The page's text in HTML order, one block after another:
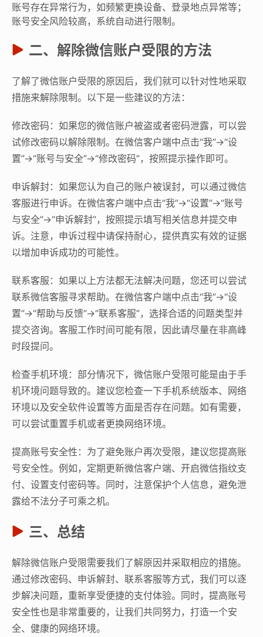
账号存在异常行为，如频繁更换设备、登录地点异常等；
账号安全风险较高，系统自动进行限制。
二、解除微信账户受限的方法
了解了微信账户受限的原因后，我们就可以针对性地采取
措施来解除限制。以下是一些建议的方法：
修改密码：如果您的微信账户被盗或者密码泄露，可以尝
试修改密码以解除限制。在微信客户端中点击“我”->“设
置”->“账号与安全”->“修改密码”，按照提示操作即可。
申诉解封：如果您认为自己的账户被误封，可以通过微信
客服进行申诉。在微信客户端中点击“我”->“设置”->“账号
与安全”->“申诉解封”，按照提示填写相关信息并提交申
诉。注意，申诉过程中请保持耐心，提供真实有效的证据
以增加申诉成功的可能性。
联系客服：如果以上方法都无法解决问题，您还可以尝试
联系微信客服寻求帮助。在微信客户端中点击“我”->“设
置”->“帮助与反馈”->“联系客服”，选择合适的问题类型并
提交咨询。客服工作时间可能有限，因此请尽量在非高峰
时段提问。
检查手机环境：部分情况下，微信账户受限可能是由于手
机环境问题导致的。建议您检查一下手机系统版本、网络
环境以及安全软件设置等方面是否存在问题。如有需要，
可以尝试重置手机或者更换网络环境。
提高账号安全性：为了避免账户再次受限，建议您提高账
号安全性。例如，定期更新微信客户端、开启微信指纹支
付、设置支付密码等。同时，注意保护个人信息，避免泄
露给不法分子可乘之机。
三、总结
解除微信账户受限需要我们了解原因并采取相应的措施。
通过修改密码、申诉解封、联系客服等方式，我们可以逐
步解决问题，重新享受便捷的支付体验。同时，提高账号
安全性也是非常重要的，让我们共同努力，打造一个安
全、健康的网络环境。